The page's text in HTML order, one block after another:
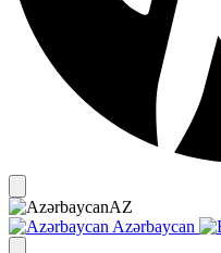
AZ
Azərbaycan